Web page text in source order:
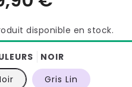
disponible en stock.
NOIR
Gris Lin